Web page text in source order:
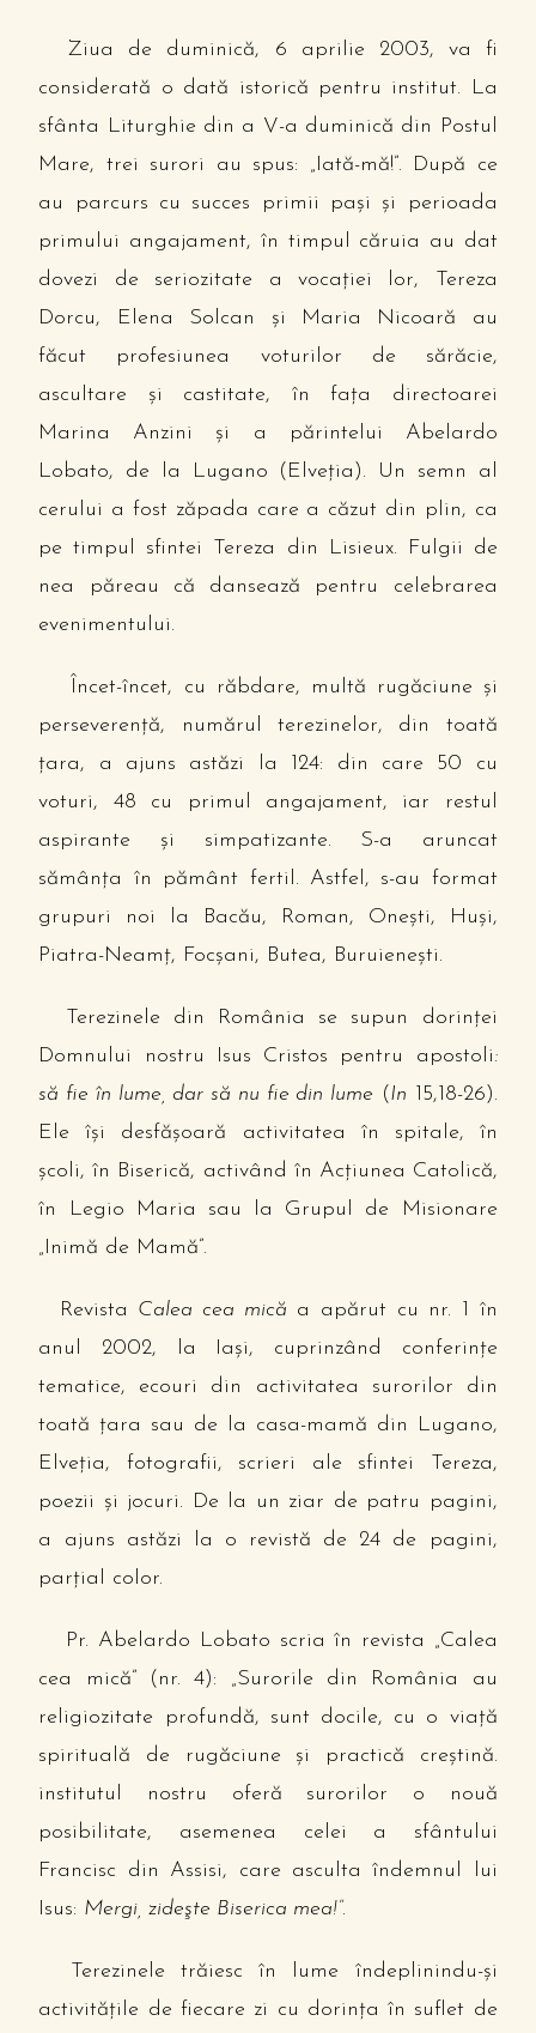
Ziua de duminică, 6 aprilie 2003, va fi
considerată o dată istorică pentru institut. La
sfânta Liturghie din a V-a duminică din Postul
Mare, trei surori au spus: „Iată-mă!”. După ce
au parcurs cu succes primii paşi şi perioada
primului angajament, în timpul căruia au dat
dovezi de seriozitate a vocaţiei lor, Tereza
Dorcu, Elena Solcan şi Maria Nicoară au
făcut profesiunea voturilor de sărăcie,
ascultare şi castitate, în faţa directoarei
Marina Anzini şi a părintelui Abelardo
Lobato, de la Lugano (Elveţia). Un semn al
cerului a fost zăpada care a căzut din plin, ca
pe timpul sfintei Tereza din Lisieux. Fulgii de
nea păreau că dansează pentru celebrarea
evenimentului.
Încet-încet, cu răbdare, multă rugăciune şi
perseverenţă, numărul terezinelor, din toată
ţara, a ajuns astăzi la 124: din care 50 cu
voturi, 48 cu primul angajament, iar restul
aspirante şi simpatizante. S-a aruncat
sămânţa în pământ fertil. Astfel, s-au format
grupuri noi la Bacău, Roman, Oneşti, Huşi,
Piatra-Neamţ, Focşani, Butea, Buruieneşti.
Terezinele din România se supun dorinţei
Domnului nostru Isus Cristos pentru apostoli:
să fie în lume, dar să nu fie din lume (In 15,18-26).
Ele îşi desfăşoară activitatea în spitale, în
şcoli, în Biserică, activând în Acţiunea Catolică,
în Legio Maria sau la Grupul de Misionare
„Inimă de Mamă”.
Revista Calea cea mică a apărut cu nr. 1 în
anul 2002, la Iaşi, cuprinzând conferinţe
tematice, ecouri din activitatea surorilor din
toată ţara sau de la casa-mamă din Lugano,
Elveţia, fotografii, scrieri ale sfintei Tereza,
poezii şi jocuri. De la un ziar de patru pagini,
a ajuns astăzi la o revistă de 24 de pagini,
parţial color.
Pr. Abelardo Lobato scria în revista „Calea
cea mică” (nr. 4): „Surorile din România au
religiozitate profundă, sunt docile, cu o viaţă
spirituală de rugăciune şi practică creştină.
institutul nostru oferă surorilor o nouă
posibilitate, asemenea celei a sfântului
Francisc din Assisi, care asculta îndemnul lui
Isus: Mergi, zideşte Biserica mea!”.
Terezinele trăiesc în lume îndeplinindu-şi
activităţile de fiecare zi cu dorinţa în suflet de